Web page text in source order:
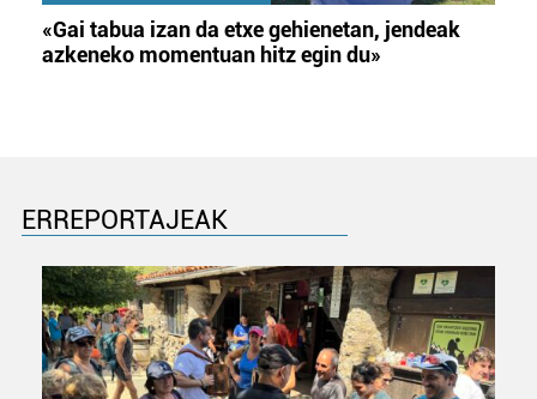
«Gai tabua izan da etxe gehienetan, jendeak
azkeneko momentuan hitz egin du»
ERREPORTAJEAK